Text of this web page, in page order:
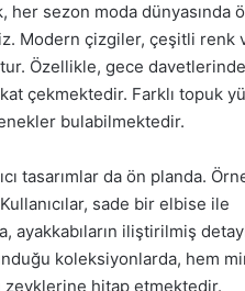
her sezon moda dünyasında
Modern çizgiler, çeşitli renk
Özellikle, gece
çekmektedir. Farklı topuk
bulabilmektedir.
tasarımlar da ön planda.
sade bir elbise ile
ayakkabıların iliştirilmiş
koleksiyonlarda, hem
zevklerine hitap etmektedir.